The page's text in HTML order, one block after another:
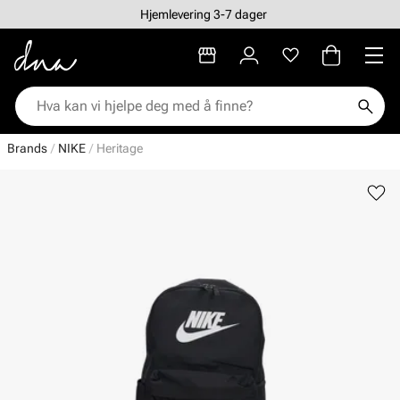
Hjemlevering 3-7 dager
Brands NIKE Heritage